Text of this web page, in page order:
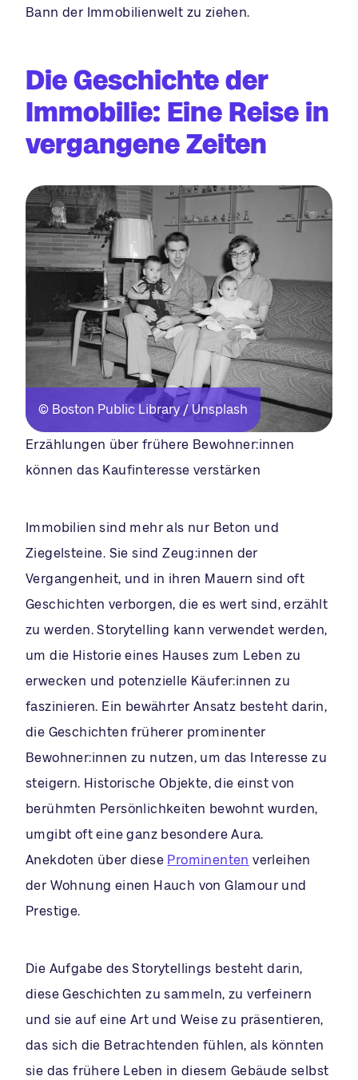
Bann der Immobilienwelt zu ziehen.
Die Geschichte der
Immobilie: Eine Reise in
vergangene Zeiten
© Boston Public Library / Unsplash
Erzählungen über frühere Bewohner:innen
können das Kaufinteresse verstärken
Immobilien sind mehr als nur Beton und
Ziegelsteine. Sie sind Zeug:innen der
Vergangenheit, und in ihren Mauern sind oft
Geschichten verborgen, die es wert sind, erzählt
zu werden. Storytelling kann verwendet werden,
um die Historie eines Hauses zum Leben zu
erwecken und potenzielle Käufer:innen zu
faszinieren. Ein bewährter Ansatz besteht darin,
die Geschichten früherer prominenter
Bewohner:innen zu nutzen, um das Interesse zu
steigern. Historische Objekte, die einst von
berühmten Persönlichkeiten bewohnt wurden,
umgibt oft eine ganz besondere Aura.
Anekdoten über diese Prominenten verleihen
der Wohnung einen Hauch von Glamour und
Prestige.
Die Aufgabe des Storytellings besteht darin,
diese Geschichten zu sammeln, zu verfeinern
und sie auf eine Art und Weise zu präsentieren,
das sich die Betrachtenden fühlen, als könnten
sie das frühere Leben in diesem Gebäude selbst